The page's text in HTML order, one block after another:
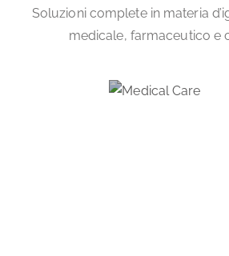
Soluzioni complete in materia
medicale, farmaceutico e